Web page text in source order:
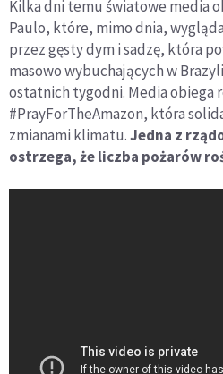
Kilka dni temu światowe media
Paulo, które, mimo dnia,
przez gęsty dym i sadzę, która
masowo wybuchających w
ostatnich tygodni. Media obiega
#PrayForTheAmazon, która
zmianami klimatu.Jedna z
ostrzega, że liczba pożarów